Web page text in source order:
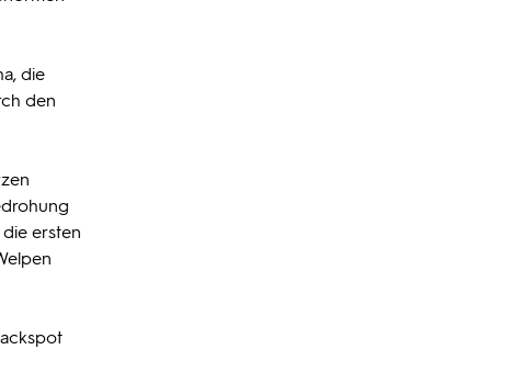
die
den
ersten